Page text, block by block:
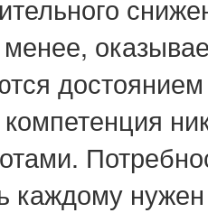
каждому